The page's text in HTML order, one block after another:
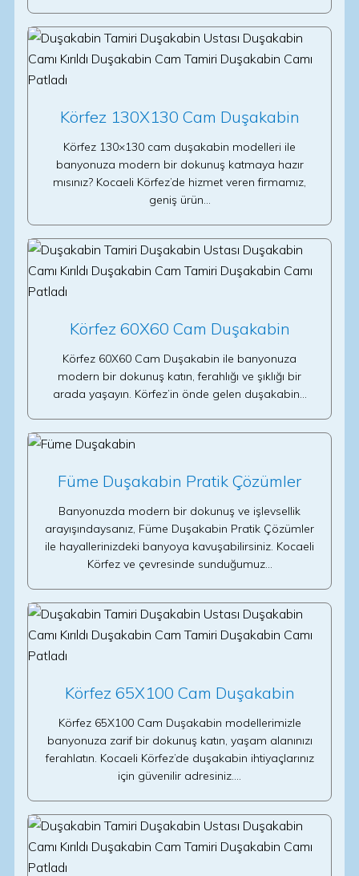
Körfez 130X130 Cam Duşakabin
Körfez 130×130 cam duşakabin modelleri ile
banyonuza modern bir dokunuş katmaya hazır
mısınız? Kocaeli Körfez’de hizmet veren firmamız,
geniş ürün…
Körfez 60X60 Cam Duşakabin
Körfez 60X60 Cam Duşakabin ile banyonuza
modern bir dokunuş katın, ferahlığı ve şıklığı bir
arada yaşayın. Körfez’in önde gelen duşakabin…
Füme Duşakabin Pratik Çözümler
Banyonuzda modern bir dokunuş ve işlevsellik
arayışındaysanız, Füme Duşakabin Pratik Çözümler
ile hayallerinizdeki banyoya kavuşabilirsiniz. Kocaeli
Körfez ve çevresinde sunduğumuz…
Körfez 65X100 Cam Duşakabin
Körfez 65X100 Cam Duşakabin modellerimizle
banyonuza zarif bir dokunuş katın, yaşam alanınızı
ferahlatın. Kocaeli Körfez’de duşakabin ihtiyaçlarınız
için güvenilir adresiniz.…